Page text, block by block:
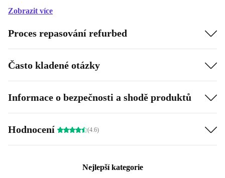
Zobrazit více
Proces repasování refurbed
Často kladené otázky
Informace o bezpečnosti a shodě produktů
Hodnocení (4.6)
Nejlepší kategorie